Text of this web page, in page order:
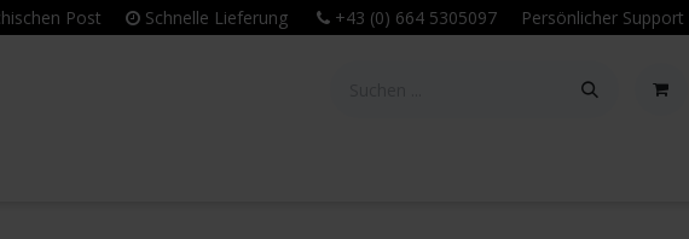
Post Schnelle Lieferung +43 (0) 664 5305097 Persönlicher Support